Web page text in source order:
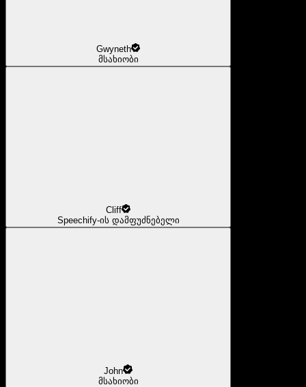
Gwyneth
მსახიობი
Cliff
Speechify-ის დამფუძნებელი
John
მსახიობი